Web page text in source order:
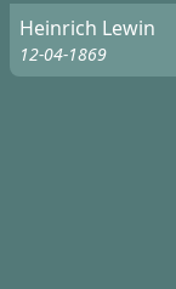
Heinrich Lewin
12-04-1869